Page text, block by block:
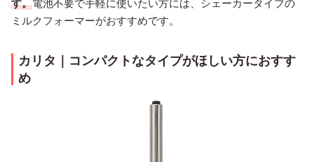
す。電池不要で手軽に使いたい方には、シェーカータイプの
ミルクフォーマーがおすすめです。
カリタ｜コンパクトなタイプがほしい方におすす
め